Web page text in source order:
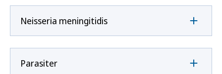
Neisseria meningitidis
Parasiter